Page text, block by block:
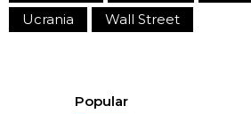
Ucrania
Wall Street
Popular